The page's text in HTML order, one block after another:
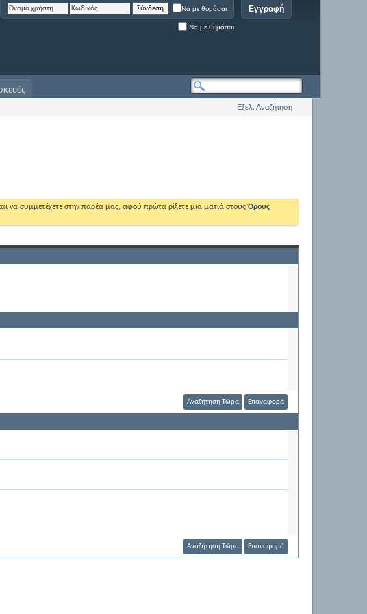
Εγγραφή
Να με θυμάσαι
Να με θυμάσαι
Εξελ. Αναζήτηση
να συμμετέχετε στην παρέα μας, αφού πρώτα ρίξετε μια ματιά στουςΌρους